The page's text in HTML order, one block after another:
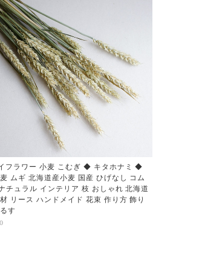
フラワー 小麦 こむぎ ◆ キタホナミ ◆
ムギ 北海道産小麦 国産 ひげなし コム
チュラル インテリア 枝 おしゃれ 北海道
リース ハンドメイド 花束 作り方 飾り
す